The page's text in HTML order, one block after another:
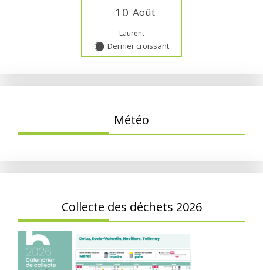
1 0 Août
Laurent
Y Dernier croissant
Météo
Collecte des déchets 2026